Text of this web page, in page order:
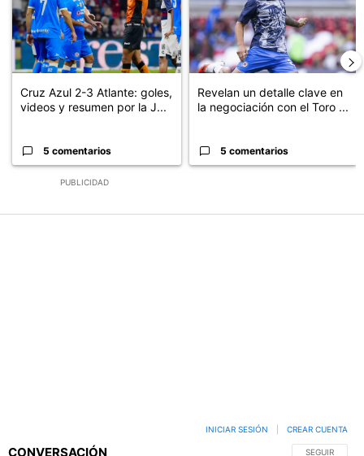
PUBLICIDAD
Cruz Azul 2-3 Atlante: goles,
videos y resumen por la J...
5 comentarios
Revelan un detalle clave en
la negociación con el Toro ...
5 comentarios
CONVERSACIÓN SIGA ESTA
SEGUIR
INICIAR SESIÓN CREAR CUENTA